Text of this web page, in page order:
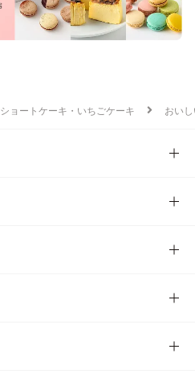
ショートケーキ・いちごケーキ おい